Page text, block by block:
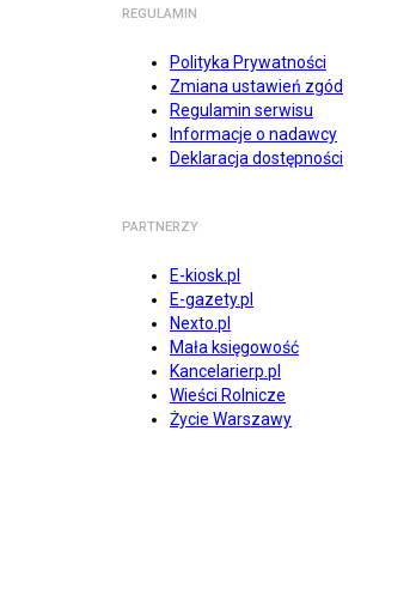
REGULAMIN
Polityka Prywatności
Zmiana ustawień zgód
Regulamin serwisu
Informacje o nadawcy
Deklaracja dostępności
PARTNERZY
E-kiosk.pl
E-gazety.pl
Nexto.pl
Mała księgowość
Kancelarierp.pl
Wieści Rolnicze
Życie Warszawy